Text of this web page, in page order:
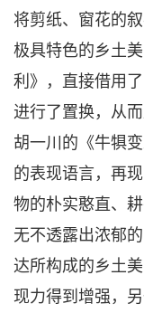
将剪纸、窗花的
极具特色的乡土
利》，直接借用
进行了置换，从
胡一川的《牛犋
的表现语言，再
物的朴实憨直、
无不透露出浓郁
达所构成的乡土
现力得到增强，